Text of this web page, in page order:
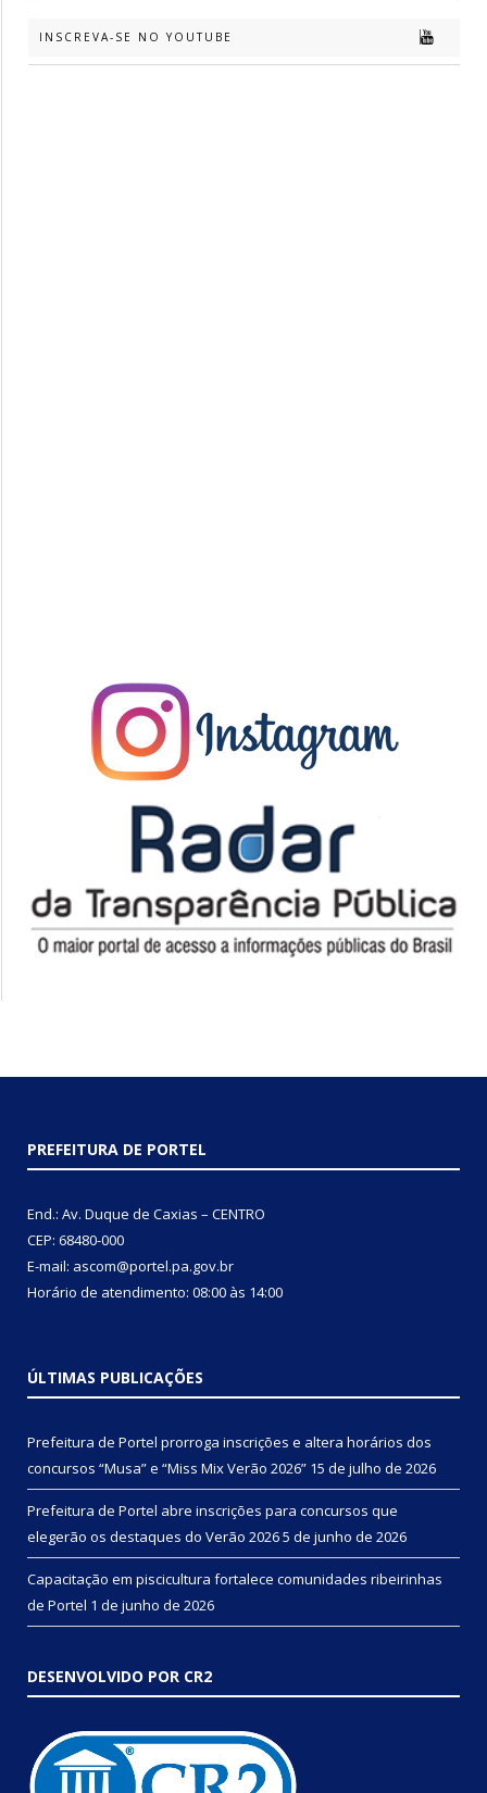
INSCREVA-SE NO YOUTUBE
PREFEITURA DE PORTEL
End.: Av. Duque de Caxias – CENTRO
CEP: 68480-000
E-mail: ascom@portel.pa.gov.br
Horário de atendimento: 08:00 às 14:00
ÚLTIMAS PUBLICAÇÕES
Prefeitura de Portel prorroga inscrições e altera horários dos
concursos “Musa” e “Miss Mix Verão 2026” 15 de julho de 2026
Prefeitura de Portel abre inscrições para concursos que
elegerão os destaques do Verão 20265 de junho de 2026
Capacitação em piscicultura fortalece comunidades ribeirinhas
de Portel 1 de junho de 2026
DESENVOLVIDO POR CR2